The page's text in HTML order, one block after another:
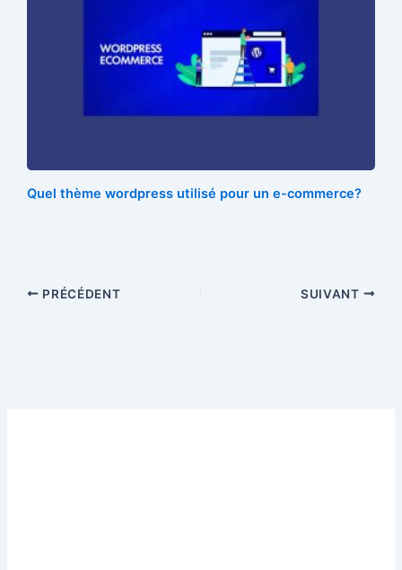
Quel thème wordpress utilisé pour un e-commerce?
PRÉCÉDENT SUIVANT